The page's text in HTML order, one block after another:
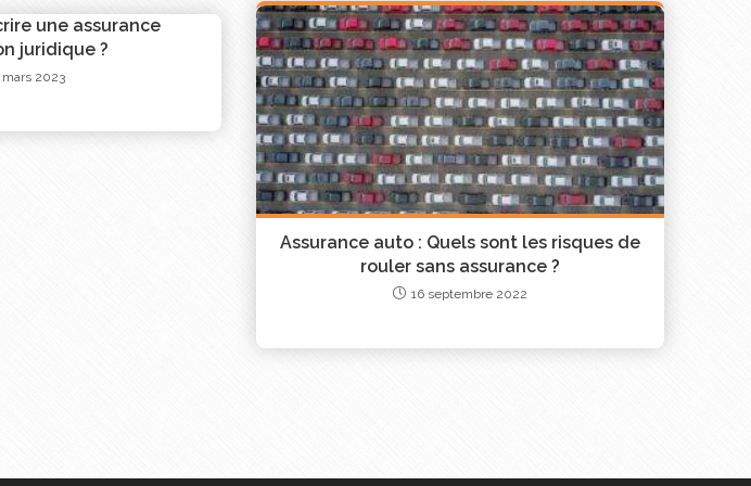
courtier en assurance vous guide pour choisir l’assurance habitation la plus
idéale.
une assurance
juridique ?
mars 2023
Assurance auto : Quels sont les risques de
rouler sans assurance ?
16 septembre 2022